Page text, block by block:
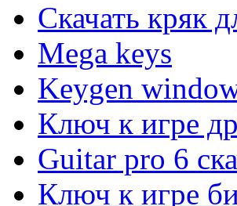
Скачать кряк
Mega keys
Keygen
Ключ к игре
Guitar pro 6
Ключ к игре